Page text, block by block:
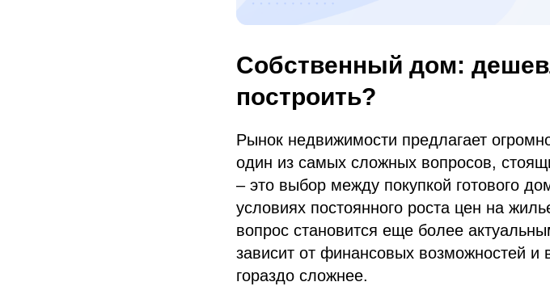
Собственный дом:
построить?
Рынок недвижимости предлагает
один из самых сложных вопросов,
– это выбор между покупкой готового
условиях постоянного роста цен на
вопрос становится еще более
зависит от финансовых возможностей
гораздо сложнее.